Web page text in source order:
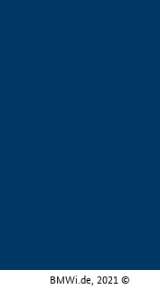
BMWi.de, 2021 ©